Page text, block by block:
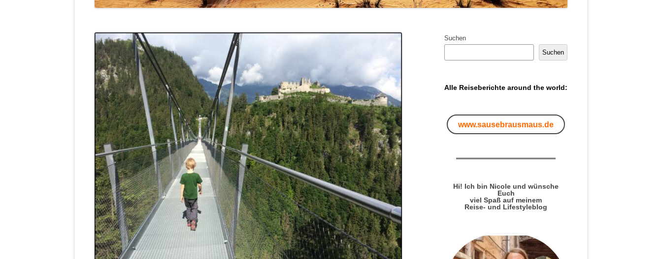
Suchen
Suchen
Alle Reiseberichte around the world:
www.sausebrausmaus.de
Hi! Ich bin Nicole und wünsche
Euch
viel Spaß auf meinem
Reise- und Lifestyleblog